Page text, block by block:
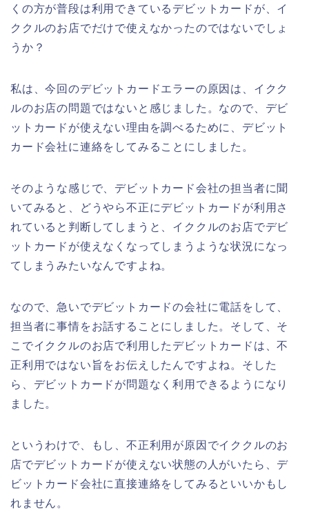
くの方が普段は利用できているデビットカードが、イ
ククルのお店でだけで使えなかったのではないでしょ
うか？
私は、今回のデビットカードエラーの原因は、イクク
ルのお店の問題ではないと感じました。なので、デビ
ットカードが使えない理由を調べるために、デビット
カード会社に連絡をしてみることにしました。
そのような感じで、デビットカード会社の担当者に聞
いてみると、どうやら不正にデビットカードが利用さ
れていると判断してしまうと、イククルのお店でデビ
ットカードが使えなくなってしまうような状況になっ
てしまうみたいなんですよね。
なので、急いでデビットカードの会社に電話をして、
担当者に事情をお話することにしました。そして、そ
こでイククルのお店で利用したデビットカードは、不
正利用ではない旨をお伝えしたんですよね。そした
ら、デビットカードが問題なく利用できるようになり
ました。
というわけで、もし、不正利用が原因でイククルのお
店でデビットカードが使えない状態の人がいたら、デ
ビットカード会社に直接連絡をしてみるといいかもし
れません。